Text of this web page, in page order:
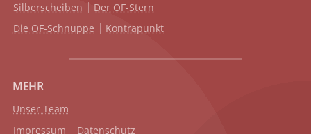
Silberscheiben
Der OF-Stern
Die OF-Schnuppe
Kontrapunkt
MEHR
Unser Team
Impressum
Datenschutz